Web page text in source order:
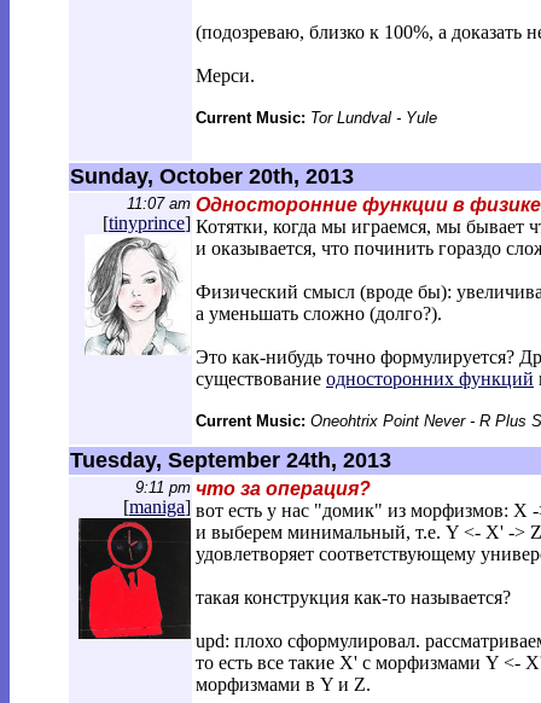
(подозреваю, близко к 100%, а доказать
Мерси.
Current Music: Tor Lundval - Yule
Sunday, October 20th, 2013
11:07 am
[tinyprince]
Односторонние функции в физике
Котятки, когда мы играемся, мы бывает
и оказывается, что починить гораздо
Физический смысл (вроде бы):
а уменьшать сложно (долго?).
Это как-нибудь точно формулируется?
существование односторонних функций
Current Music: Oneohtrix Point Never - R Plus
Tuesday, September 24th, 2013
9:11 pm
[maniga]
что за операция?
вот есть у нас "домик" из морфизмов: X
и выберем минимальный, т.е. Y <- X' ->
удовлетворяет соответствующему
такая конструкция как-то называется?
upd: плохо сформулировал.
то есть все такие X' с морфизмами Y
морфизмами в Y и Z.